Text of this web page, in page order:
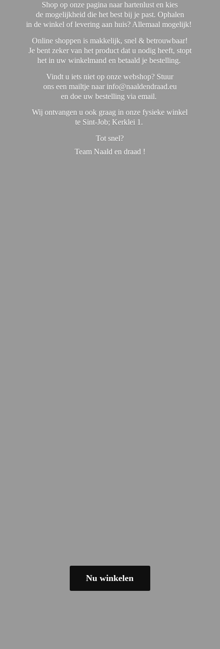
Shop op onze pagina naar hartenlust en kies
de mogelijkheid die het best bij je past. Ophalen
in de winkel of levering aan huis? Allemaal mogelijk!
Online shoppen is makkelijk, snel & betrouwbaar!
Je bent zeker van het product dat u nodig heeft, stopt
het in uw winkelmand en betaald je bestelling.
Vindt u iets niet op onze webshop? Stuur
ons een mailtje naar info@naaldendraad.eu
en doe uw bestelling via email.
Wij ontvangen u ook graag in onze fysieke winkel
te Sint-Job; Kerklei 1.
Tot snel?
Team Naald en draad !
Nu winkelen